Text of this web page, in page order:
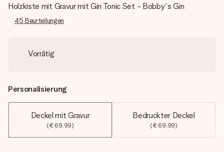
Holzkiste mit Gravur mit Gin Tonic Set - Bobby´s Gin
45 Beurteilungen
Vorrätig
Personalisierung
Deckel mit Gravur
(€ 69,99)
Bedruckter Deckel
(€ 69,99)